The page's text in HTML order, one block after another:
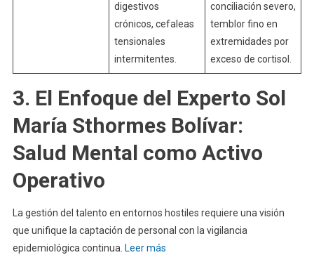
digestivos
crónicos, cefaleas
tensionales
intermitentes.
conciliación severo,
temblor fino en
extremidades por
exceso de cortisol.
3. El Enfoque del Experto Sol
María Sthormes Bolívar:
Salud Mental como Activo
Operativo
La gestión del talento en entornos hostiles requiere una visión
que unifique la captación de personal con la vigilancia
epidemiológica continua. Leer más